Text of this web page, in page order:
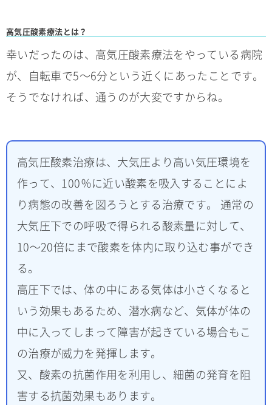
高気圧酸素療法とは？
幸いだったのは、高気圧酸素療法をやっている病院
が、自転車で5～6分という近くにあったことです。
そうでなければ、通うのが大変ですからね。
高気圧酸素治療は、大気圧より高い気圧環境を
作って、100％に近い酸素を吸入することによ
り病態の改善を図ろうとする治療です。 通常の
大気圧下での呼吸で得られる酸素量に対して、
10～20倍にまで酸素を体内に取り込む事ができ
る。
高圧下では、体の中にある気体は小さくなると
いう効果もあるため、潜水病など、気体が体の
中に入ってしまって障害が起きている場合もこ
の治療が威力を発揮します。
又、酸素の抗菌作用を利用し、細菌の発育を阻
害する抗菌効果もあります。